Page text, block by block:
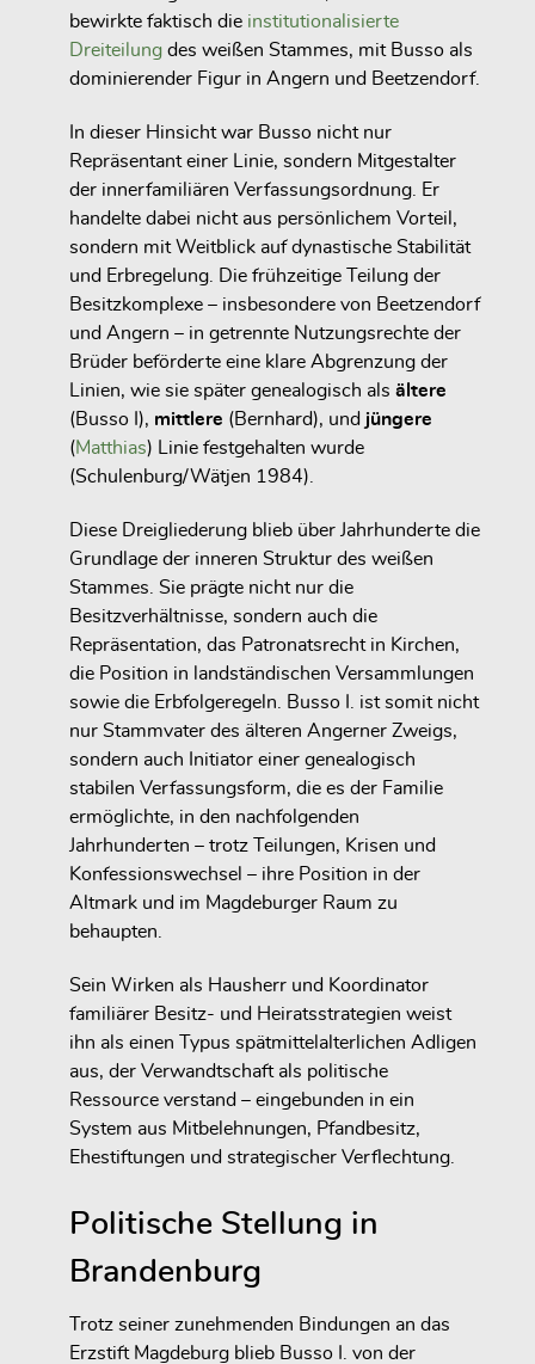
bewirkte faktisch die institutionalisierte
Dreiteilung des weißen Stammes, mit Busso als
dominierender Figur in Angern und Beetzendorf.
In dieser Hinsicht war Busso nicht nur
Repräsentant einer Linie, sondern Mitgestalter
der innerfamiliären Verfassungsordnung. Er
handelte dabei nicht aus persönlichem Vorteil,
sondern mit Weitblick aufdynastische Stabilität
und Erbregelung. Die frühzeitige Teilung der
Besitzkomplexe – insbesondere von Beetzendorf
und Angern – in getrennte Nutzungsrechte der
Brüder beförderte eine klare Abgrenzung der
Linien, wie sie später genealogisch als ältere
(Busso I), mittlere (Bernhard), und jüngere
(Matthias) Linie festgehalten wurde
(Schulenburg/Wätjen 1984).
Diese Dreigliederung blieb über Jahrhunderte die
Grundlage der inneren Struktur des weißen
Stammes. Sie prägte nicht nur die
Besitzverhältnisse, sondern auch die
Repräsentation, das Patronatsrecht in Kirchen,
die Position in landständischen Versammlungen
sowie die Erbfolgeregeln. Busso I. ist somit nicht
nur Stammvater des älteren Angerner Zweigs,
sondern auch
Initiator einer genealogisch
stabilen Verfassungsform, die es der Familie
ermöglichte, in den nachfolgenden
Jahrhunderten – trotz Teilungen, Krisen und
Konfessionswechsel – ihre Position in der
Altmark und im Magdeburger Raum zu
behaupten.
Sein Wirken als Hausherr und Koordinator
familiärer Besitz- und Heiratsstrategien weist
ihn als einen Typus spätmittelalterlichen Adligen
aus, der Verwandtschaft als politische
Ressource verstand – eingebunden in ein
System aus Mitbelehnungen, Pfandbesitz,
Ehestiftungen und strategischer Verflechtung.
Politische Stellung in
Brandenburg
Trotz seiner zunehmenden Bindungen an das
Erzstift Magdeburg blieb Busso I. von der